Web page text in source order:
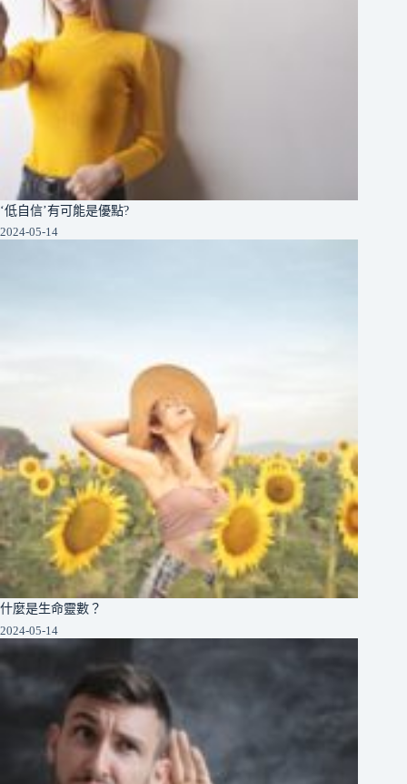
‘低自信’有可能是優點?
2024-05-14
什麼是生命靈數？
2024-05-14